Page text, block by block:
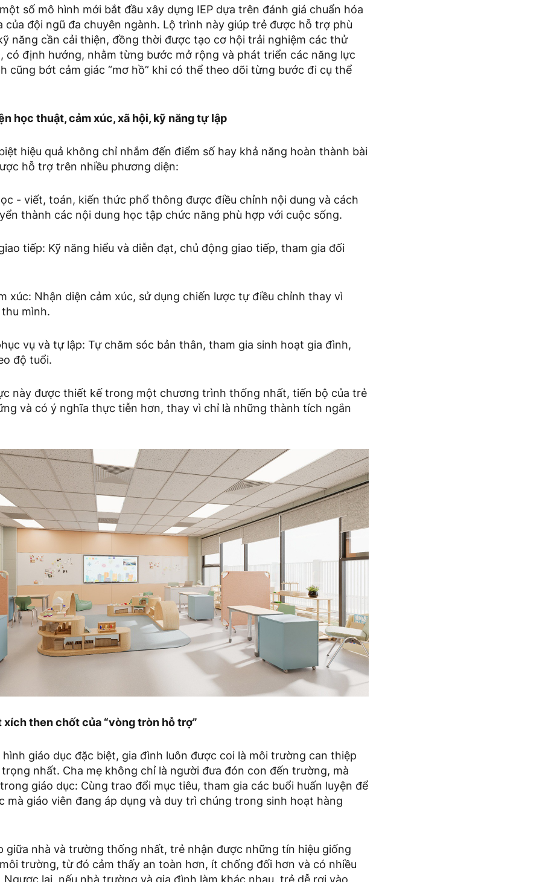
số mô hình mới bắt đầu xây dựng IEP dựa trên đánh giá chuẩn hóa
của đội ngũ đa chuyên ngành. Lộ trình này giúp trẻ được hỗ trợ phù
năng cần cải thiện, đồng thời được tạo cơ hội trải nghiệm các thử
có định hướng, nhằm từng bước mở rộng và phát triển các năng lực
cũng bớt cảm giác “mơ hồ” khi có thể theo dõi từng bước đi cụ thể
học thuật, cảm xúc, xã hội, kỹ năng tự lập
hiệu quả không chỉ nhắm đến điểm số hay khả năng hoàn thành bài
hỗ trợ trên nhiều phương diện:
- viết, toán, kiến thức phổ thông được điều chỉnh nội dung và cách
thành các nội dung học tập chức năng phù hợp với cuộc sống.
tiếp: Kỹ năng hiểu và diễn đạt, chủ động giao tiếp, tham gia đối
xúc: Nhận diện cảm xúc, sử dụng chiến lược tự điều chỉnh thay vì
mình.
vụ và tự lập: Tự chăm sóc bản thân, tham gia sinh hoạt gia đình,
độ tuổi.
này được thiết kế trong một chương trình thống nhất, tiến bộ của trẻ
và có ý nghĩa thực tiễn hơn, thay vì chỉ là những thành tích ngắn
xích then chốt của “vòng tròn hỗ trợ”
giáo dục đặc biệt, gia đình luôn được coi là môi trường can thiệp
nhất. Cha mẹ không chỉ là người đưa đón con đến trường, mà
giáo dục: Cùng trao đổi mục tiêu, tham gia các buổi huấn luyện để
mà giáo viên đang áp dụng và duy trì chúng trong sinh hoạt hàng
giữa nhà và trường thống nhất, trẻ nhận được những tín hiệu giống
trường, từ đó cảm thấy an toàn hơn, ít chống đối hơn và có nhiều